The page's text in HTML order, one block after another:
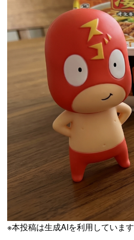
※本投稿は生成AIを利用しています